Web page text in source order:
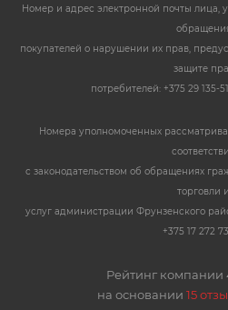
Номер и адрес электронной почты лица,
покупателей о нарушении их прав,
защите
потребителей: +375 29 135-
Номера уполномоченных
с законодательством об обращениях
торговли и
услуг администрации Фрунзенского
+375 17 272
Рейтинг компании
на основании 15